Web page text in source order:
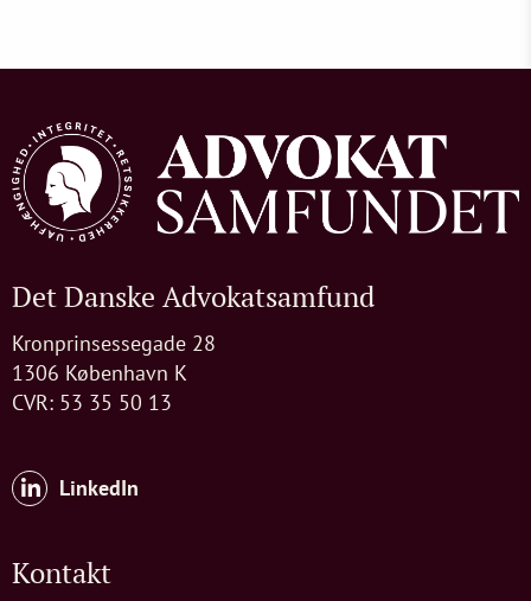
Det Danske Advokatsamfund
Kronprinsessegade 28
1306 København K
CVR: 53 35 50 13
LinkedIn
Kontakt